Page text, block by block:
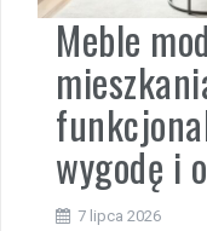
Meble
wygodę i
7 lipca 2026